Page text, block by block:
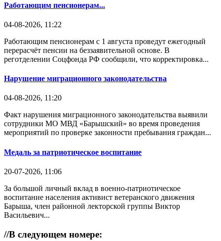
Работающим пенсионерам...
04-08-2026, 11:22
Работающим пенсионерам с 1 августа проведут ежегодный
перерасчёт пенсии на беззаявительной основе. В
реготделении Соцфонда РФ сообщили, что корректировка...
Нарушение миграционного законодательства
04-08-2026, 11:20
Факт нарушения миграционного законодательства выявили
сотрудники МО МВД «Барышский» во время проведения
мероприятий по проверке законности пребывания граждан...
Медаль за патриотическое воспитание
20-07-2026, 11:06
За большой личный вклад в военно-патриотическое
воспитание населения активист ветеранского движения
Барыша, член районной лекторской группы Виктор
Васильевич...
//В следующем номере: